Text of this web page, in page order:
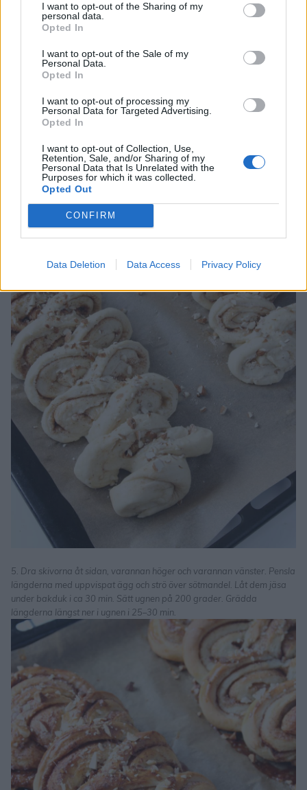
I want to opt-out of the Sharing of my
personal data.
Opted In
I want to opt-out of the Sale of my
Personal Data.
Opted In
I want to opt-out of processing my
Personal Data for Targeted Advertising.
Opted In
I want to opt-out of Collection, Use,
Retention, Sale, and/or Sharing of my
Personal Data that Is Unrelated with the
Purposes for which it was collected.
Opted Out
CONFIRM
Data Deletion Data Access Privacy Policy
botten så att de sitter ihop.
5. Dra skivorna åt sidan, varannan höger och varannan vänster. Pensla
längderna med uppvispat ägg och strö över sötmandel. Låt dem jäsa
under bakduk i ca 30 min. Sätt ugnen på 200 grader. Grädda
längderna längst ner i ugnen i 25–30 min.